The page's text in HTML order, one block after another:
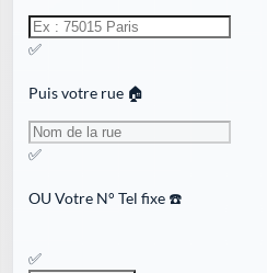
✅
Puis votre rue 🏠
✅
OUVotre N° Tel fixe ☎️
✅